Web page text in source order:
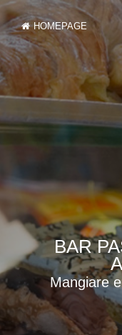
HOMEPAGE
BAR
Mangiare